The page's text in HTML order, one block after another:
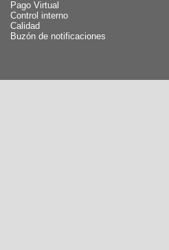
Pago Virtual
Control interno
Calidad
Buzón de notificaciones